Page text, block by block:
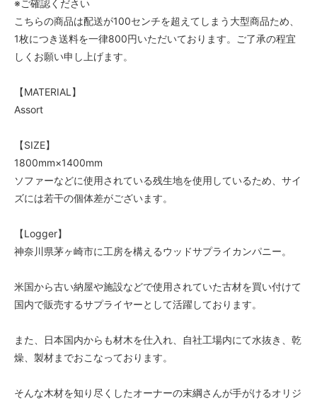
※ご確認ください
こちらの商品は配送が100センチを超えてしまう大型商品ため、
1枚につき送料を一律800円いただいております。ご了承の程宜
しくお願い申し上げます。
【MATERIAL】
Assort
【SIZE】
1800mm×1400mm
ソファーなどに使用されている残生地を使用しているため、サイ
ズには若干の個体差がございます。
【Logger】
神奈川県茅ヶ崎市に工房を構えるウッドサプライカンパニー。
米国から古い納屋や施設などで使用されていた古材を買い付けて
国内で販売するサプライヤーとして活躍しております。
また、日本国内からも材木を仕入れ、自社工場内にて水抜き、乾
燥、製材までおこなっております。
そんな木材を知り尽くしたオーナーの末綱さんが手がけるオリジ